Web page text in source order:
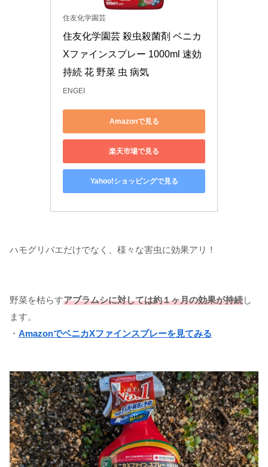
住友化学園芸
住友化学園芸 殺虫殺菌剤 ベニカ
Xファインスプレー 1000ml 速効
持続 花 野菜 虫 病気
ENGEI
Amazonで見る
楽天市場で見る
Yahoo!ショッピングで見る
ハモグリバエだけでなく、様々な害虫に効果アリ！
野菜を枯らすアブラムシに対しては約１ヶ月の効果が持続し
ます。
・ AmazonでベニカXファインスプレーを見てみる